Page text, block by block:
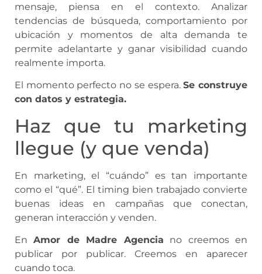
mensaje, piensa en el contexto. Analizar
tendencias de búsqueda, comportamiento por
ubicación y momentos de alta demanda te
permite adelantarte y ganar visibilidad cuando
realmente importa.
El momento perfecto no se espera.Se construye
con datos y estrategia.
Haz que tu marketing
llegue (y que venda)
En marketing, el “cuándo” es tan importante
como el “qué”. El timing bien trabajado convierte
buenas ideas en campañas que conectan,
generan interacción y venden.
EnAmor de Madre Agencia no creemos en
publicar por publicar. Creemos en aparecer
cuando toca.